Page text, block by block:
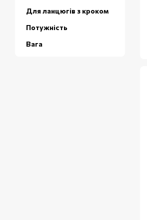
Для ланцюгів з кроком
Потужність
Вага